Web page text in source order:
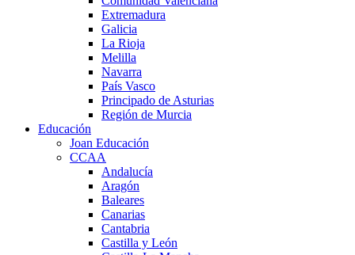
Extremadura
Galicia
La Rioja
Melilla
Navarra
País Vasco
Principado de Asturias
Región de Murcia
Educación
Joan Educación
CCAA
Andalucía
Aragón
Baleares
Canarias
Cantabria
Castilla y León